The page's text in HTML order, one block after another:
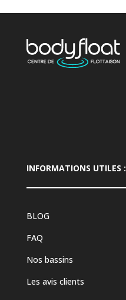
INFORMATIONS UTILES :
BLOG
FAQ
Nos bassins
Les avis clients